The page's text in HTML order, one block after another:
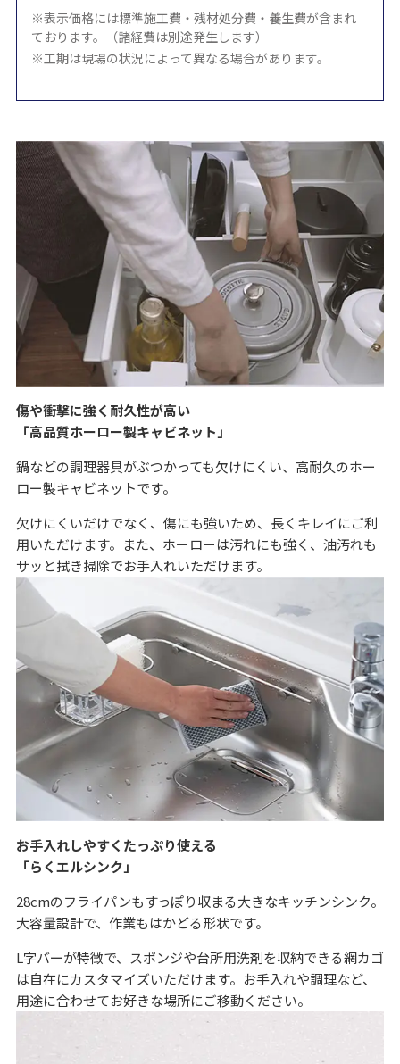
※表示価格には標準施工費・残材処分費・養生費が含まれ
ております。（諸経費は別途発生します）
※工期は現場の状況によって異なる場合があります。
傷や衝撃に強く耐久性が高い
「高品質ホーロー製キャビネット」
鍋などの調理器具がぶつかっても欠けにくい、高耐久のホー
ロー製キャビネットです。
欠けにくいだけでなく、傷にも強いため、長くキレイにご利
用いただけます。また、ホーローは汚れにも強く、油汚れも
サッと拭き掃除でお手入れいただけます。
お手入れしやすくたっぷり使える
「らくエルシンク」
28cmのフライパンもすっぽり収まる大きなキッチンシンク。
大容量設計で、作業もはかどる形状です。
L字バーが特徴で、スポンジや台所用洗剤を収納できる網カゴ
は自在にカスタマイズいただけます。お手入れや調理など、
用途に合わせてお好きな場所にご移動ください。